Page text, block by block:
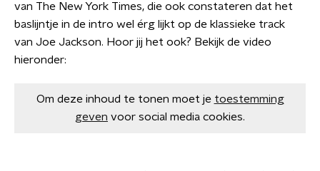
van The New York Times, die ook constateren dat het
baslijntje in de intro wel érg lijkt op de klassieke track
van Joe Jackson. Hoor jij het ook? Bekijk de video
hieronder:
Om deze inhoud te tonen moet je toestemming
geven voor social media cookies.